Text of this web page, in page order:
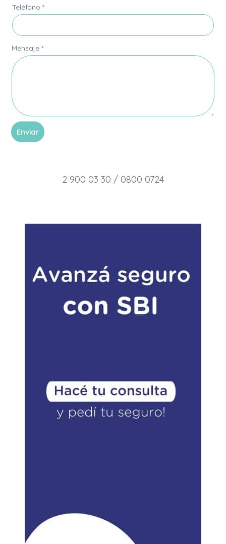
Teléfono*
*Mensaje*
Enviar
2 900 03 30 / 0800 0724